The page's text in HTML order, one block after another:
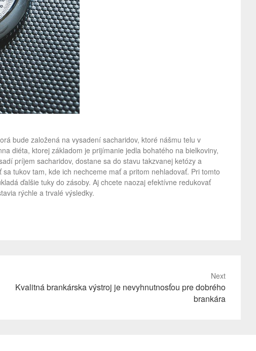
bude založená na vysadení sacharidov, ktoré nášmu telu v
diéta, ktorej základom je prijímanie jedla bohatého na bielkoviny,
príjem sacharidov, dostane sa do stavu takzvanej ketózy a
tukov tam, kde ich nechceme mať a pritom nehladovať. Pri tomto
ďalšie tuky do zásoby. Aj chcete naozaj efektívne redukovať
rýchle a trvalé výsledky.
Next
NextKvalitná brankárska výstroj je nevyhnutnosťou pre dobrého
brankára